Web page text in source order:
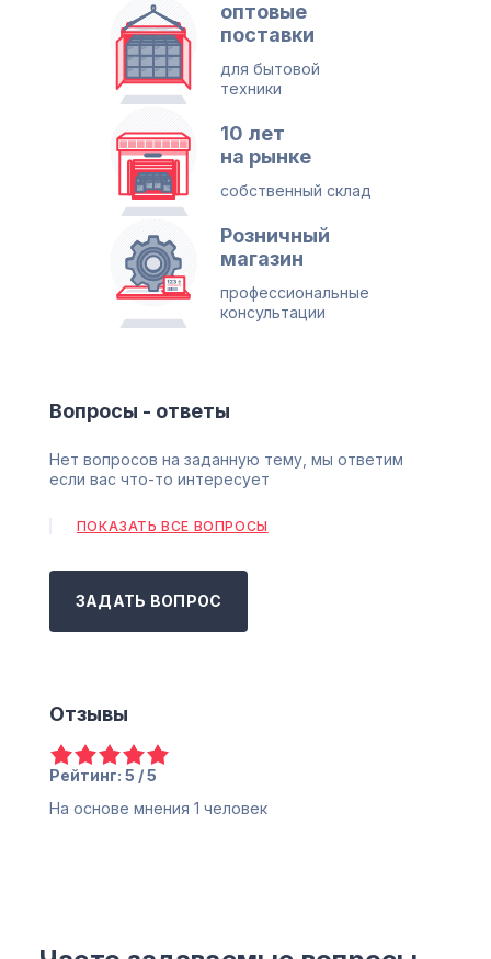
оптовые
поставки
для бытовой
техники
10 лет
на рынке
собственный склад
Розничный
магазин
профессиональные
консультации
Вопросы - ответы
Нет вопросов на заданную тему, мы ответим
если вас что-то интересует
ПОКАЗАТЬ ВСЕ ВОПРОСЫ
ЗАДАТЬ ВОПРОС
Отзывы
Рейтинг: 5 / 5
На основе мнения 1 человек